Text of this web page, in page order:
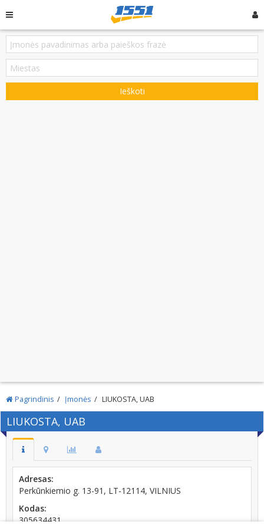
Ieškoti
Pagrindinis Įmonės LIUKOSTA, UAB
LIUKOSTA, UAB
Adresas:
Perkūnkiemio g. 13-91, LT-12114, VILNIUS
Kodas:
305634431